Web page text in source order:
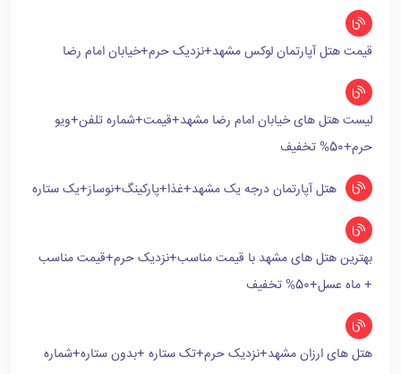
قیمت هتل آپارتمان لوکس مشهد+نزدیک حرم+خیابان امام رضا
لیست هتل های خیابان امام رضا مشهد+قیمت+شماره تلفن+ویو
حرم+50% تخفیف
هتل آپارتمان درجه یک مشهد+غذا+پارکینگ+نوساز+یک ستاره
بهترین هتل های مشهد با قیمت مناسب+نزدیک حرم+قیمت مناسب
+ ماه عسل+50% تخفیف
هتل های ارزان مشهد+نزدیک حرم+تک ستاره +بدون ستاره+شماره